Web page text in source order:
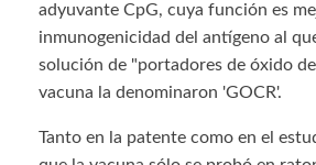
adyuvante CpG, cuya función es
inmunogenicidad del antígeno al
solución de "portadores de óxido
vacuna la denominaron 'GOCR'.
Tanto en la patente como en el